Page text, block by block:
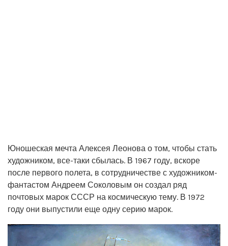
Юношеская мечта Алексея Леонова о том, чтобы стать
художником, все-таки сбылась. В 1967 году, вскоре
после первого полета, в сотрудничестве с художником-
фантастом Андреем Соколовым он создал ряд
почтовых марок СССР на космическую тему. В 1972
году они выпустили еще одну серию марок.